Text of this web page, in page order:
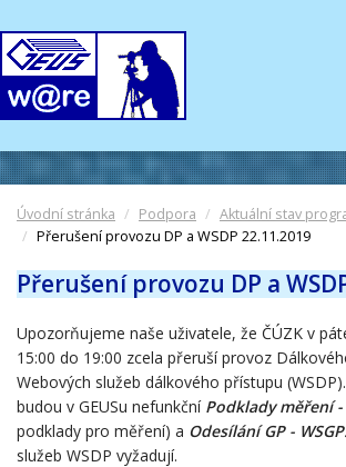
Úvodní stránka Podpora
Aktuální stav
Přerušení provozu DP a WSDP 22.11.2019
Přerušení provozu DP a
Upozorňujeme naše uživatele, že ČÚZK v
15:00 do 19:00 zcela přeruší provoz
Webových služeb dálkového přístupu (WSDP).
budou v GEUSu nefunkční Podklady měření -
podklady pro měření) a Odesílání GP- WSGP
služeb WSDP vyžadují.